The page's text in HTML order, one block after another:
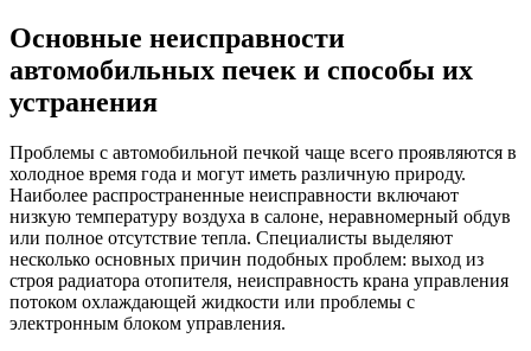
Основные неисправности
автомобильных печек и способы их
устранения
Проблемы с автомобильной печкой чаще всего проявляются в
холодное время года и могут иметь различную природу.
Наиболее распространенные неисправности включают
низкую температуру воздуха в салоне, неравномерный обдув
или полное отсутствие тепла. Специалисты выделяют
несколько основных причин подобных проблем: выход из
строя радиатора отопителя, неисправность крана управления
потоком охлаждающей жидкости или проблемы с
электронным блоком управления.